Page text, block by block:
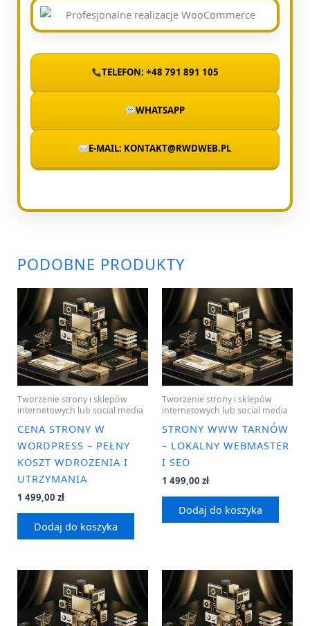
TELEFON: +48 791 891 105
WHATSAPP
E-MAIL: KONTAKT@RWDWEB.PL
PODOBNE PRODUKTY
Tworzenie strony i sklepów
internetowych lub social media
CENA STRONY W
WORDPRESS – PEŁNY
KOSZT WDROŻENIA I
UTRZYMANIA
1 499,00 zł
Dodaj do koszyka
Tworzenie strony i sklepów
internetowych lub social media
STRONY WWW TARNÓW
– LOKALNY WEBMASTER
I SEO
1 499,00 zł
Dodaj do koszyka